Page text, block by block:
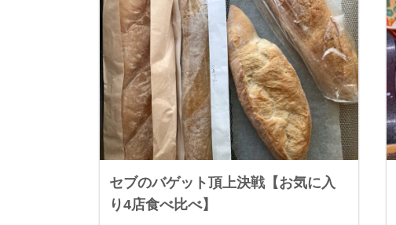
セブのバゲット頂上決戦【お気に入
り4店食べ比べ】